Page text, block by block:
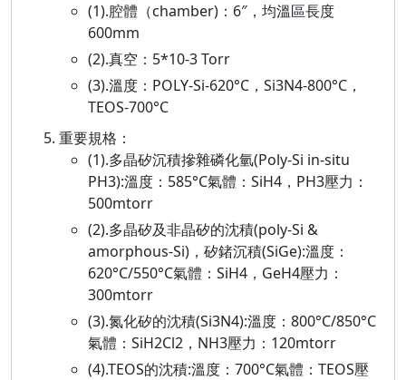
(1).腔體（chamber)：6″，均溫區長度
600mm
(2).真空：5*10-3 Torr
(3).溫度：POLY-Si-620°C，Si3N4-800°C，
TEOS-700°C
重要規格：
(1).多晶矽沉積摻雜磷化氫(Poly-Si in-situ
PH3):溫度：585°C氣體：SiH4，PH3壓力：
500mtorr
(2).多晶矽及非晶矽的沈積(poly-Si &
amorphous-Si)，矽鍺沉積(SiGe):溫度：
620°C/550°C氣體：SiH4，GeH4壓力：
300mtorr
(3).氮化矽的沈積(Si3N4):溫度：800°C/850°C
氣體：SiH2Cl2，NH3壓力：120mtorr
(4).TEOS的沈積:溫度：700°C氣體：TEOS壓